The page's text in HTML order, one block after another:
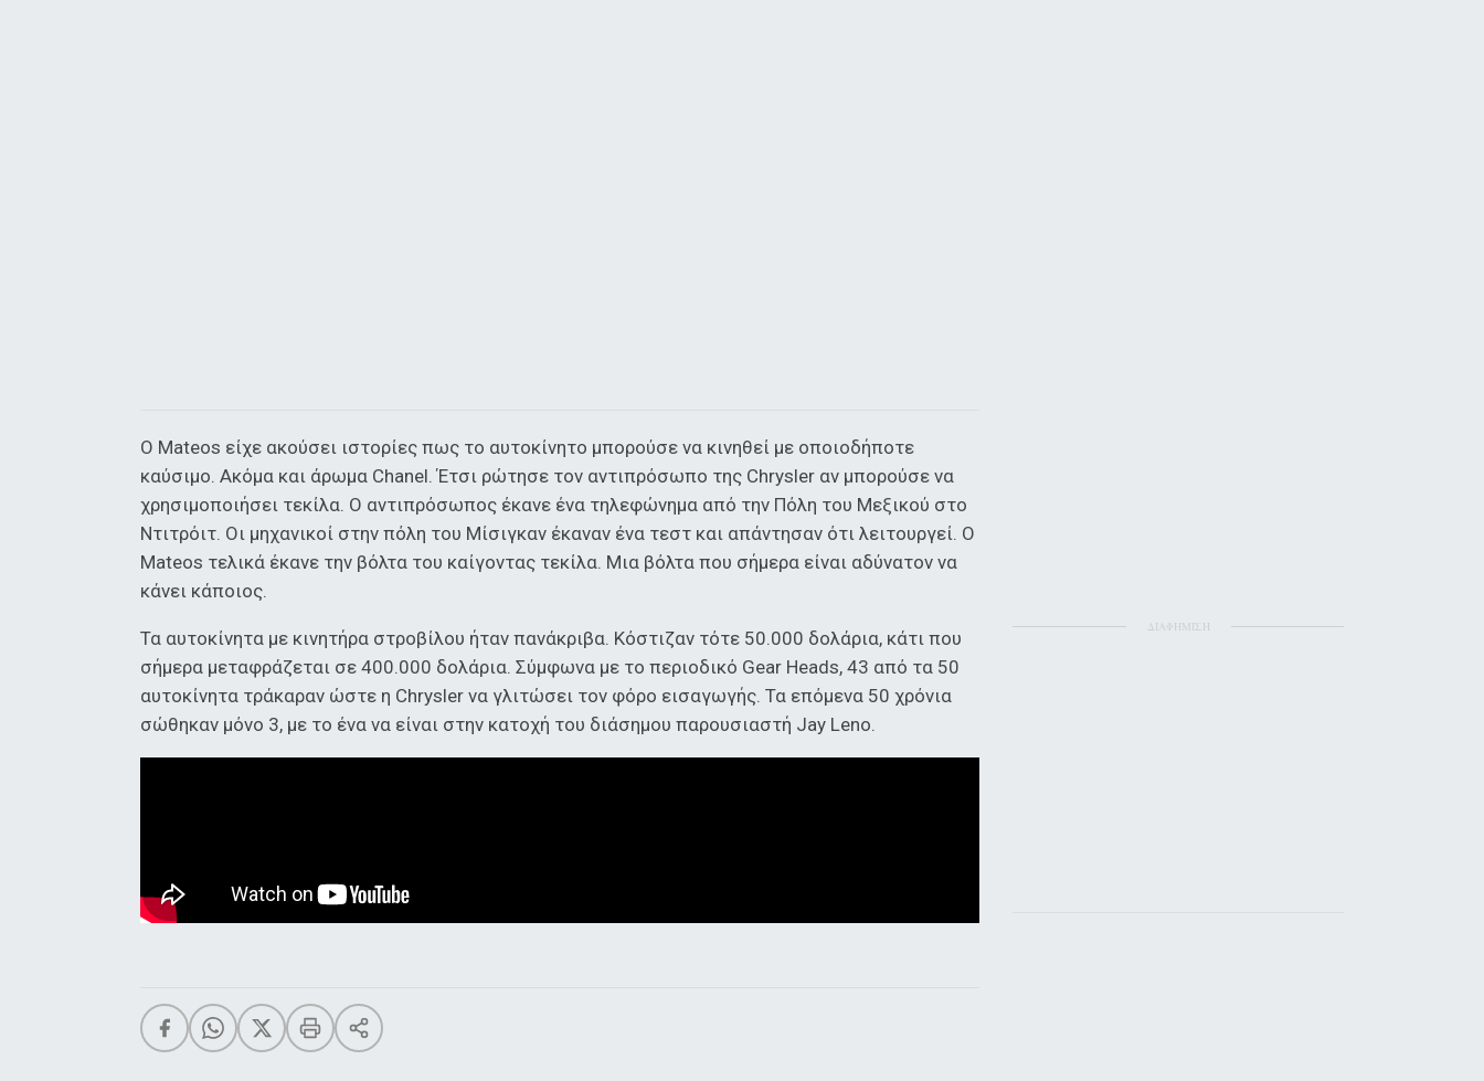
Ο Mateos είχε ακούσει ιστορίες πως το αυτοκίνητο μπορούσε να κινηθεί με οποιοδήποτε
καύσιμο. Ακόμα και άρωμα Chanel. Έτσι ρώτησε τον αντιπρόσωπο της Chrysler αν μπορούσε να
χρησιμοποιήσει τεκίλα. Ο αντιπρόσωπος έκανε ένα τηλεφώνημα από την Πόλη του Μεξικού στο
Ντιτρόιτ. Οι μηχανικοί στην πόλη του Μίσιγκαν έκαναν ένα τεστ και απάντησαν ότι λειτουργεί. Ο
Mateos τελικά έκανε την βόλτα του καίγοντας τεκίλα. Μια βόλτα που σήμερα είναι αδύνατον να
κάνει κάποιος.
Τα αυτοκίνητα με κινητήρα στροβίλου ήταν πανάκριβα. Κόστιζαν τότε 50.000 δολάρια, κάτι που
σήμερα μεταφράζεται σε 400.000 δολάρια. Σύμφωνα με το περιοδικό Gear Heads, 43 από τα 50
αυτοκίνητα τράκαραν ώστε η Chrysler να γλιτώσει τον φόρο εισαγωγής. Τα επόμενα 50 χρόνια
σώθηκαν μόνο 3, με το ένα να είναι στην κατοχή του διάσημου παρουσιαστή Jay Leno.
ΔΙΑΦΗΜΙΣΗ